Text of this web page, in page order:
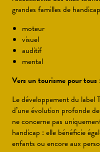
grandes familles de
moteur
visuel
auditif
mental
Vers un tourisme pour tous
Le développement du label
d’une évolution profonde
ne concerne pas
handicap : elle bénéficie
enfants ou encore aux